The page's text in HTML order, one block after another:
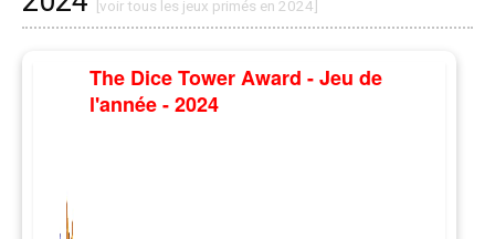
[voir tous les jeux primés en 2024]
The Dice Tower Award - Jeu de
l'année - 2024